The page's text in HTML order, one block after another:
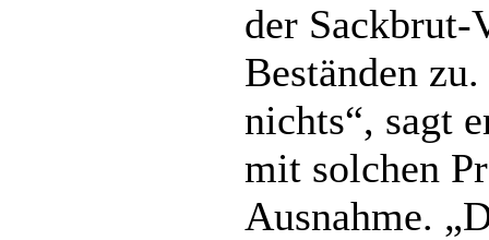
der Sackbrut-
Beständen
nichts“, sagt
mit solchen
Ausnahme.